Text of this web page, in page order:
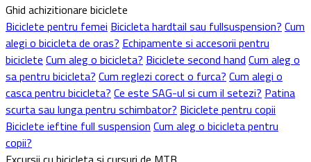
Ghid achizitionare biciclete
Biciclete pentru femei Bicicleta hardtail sau fullsuspension? Cum
alegi o bicicleta de oras? Echipamente si accesorii pentru
biciclete Cum aleg o bicicleta? Biciclete second hand Cum aleg o
sa pentru bicicleta? Cum reglezi corect o furca? Cum alegi o
casca pentru bicicleta? Ce este SAG-ul si cum il setezi? Patina
scurta sau lunga pentru schimbator? Biciclete pentru copii
Biciclete ieftine full suspension Cum aleg o bicicleta pentru
copii?